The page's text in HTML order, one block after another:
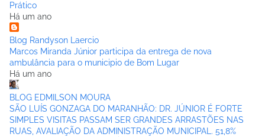
Prático
Há um ano
Blog Randyson Laercio
Marcos Miranda Júnior participa da entrega de nova
ambulância para o municipio de Bom Lugar
Há um ano
BLOG EDMILSON MOURA
SÃO LUÍS GONZAGA DO MARANHÃO: DR. JÚNIOR É FORTE
SIMPLES VISITAS PASSAM SER GRANDES ARRASTÕES NAS
RUAS, AVALIAÇÃO DA ADMINISTRAÇÃO MUNICIPAL. 51,8%